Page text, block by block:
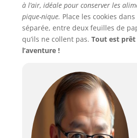
à l’air, idéale pour conserver les
pique-nique. Place les cookies
séparée, entre deux feuilles de
qu’ils ne collent pas. Tout est
l’aventure !